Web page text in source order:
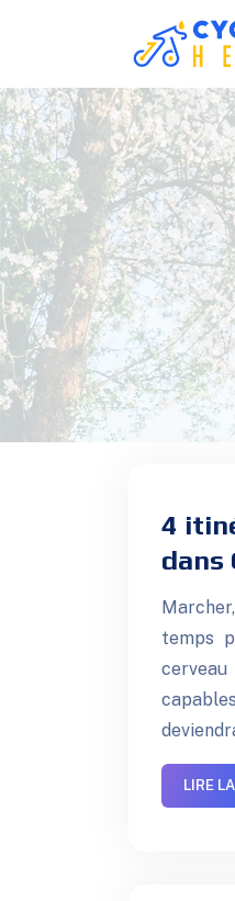
4
dans
temps
cerveau
LIRE